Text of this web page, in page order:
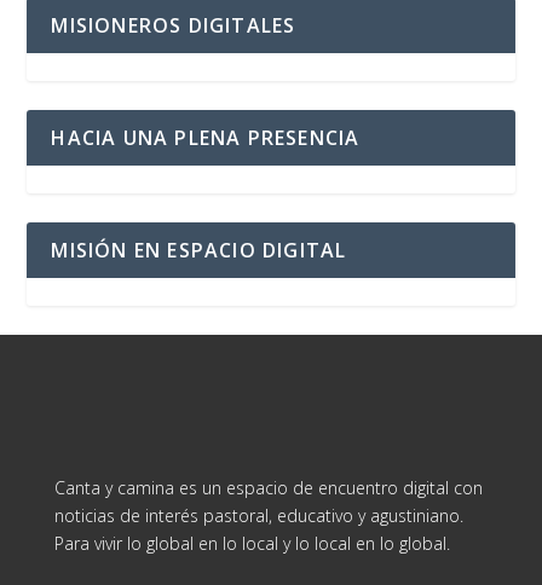
MISIONEROS DIGITALES
HACIA UNA PLENA PRESENCIA
MISIÓN EN ESPACIO DIGITAL
Canta y camina es un espacio de encuentro digital con
noticias de interés pastoral, educativo y agustiniano.
Para vivir lo global en lo local y lo local en lo global.